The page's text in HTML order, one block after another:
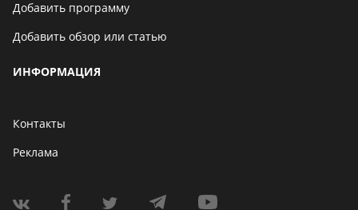
Добавить программу
Добавить обзор или статью
ИНФОРМАЦИЯ
Контакты
Реклама